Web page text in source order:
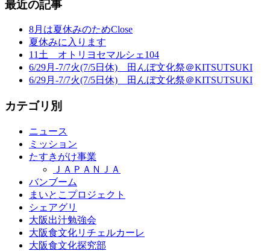
最近の記事
8月は夏休みのためClose
夏休みに入ります
11土 オトリヨセマルシェ104
6/29月-7/7火(7/5日休) 田んぼ文化祭＠KITSUTSUKI
6/29月-7/7火(7/5日休) 田んぼ文化祭＠KITSUTSUKI
カテゴリ別
ニュース
ミッション
たすきがけ事業
ＪＡＰＡＮＪＡ
バンブーム
まいとこプロジェクト
シェアグリ
大阪出汁勉強会
大阪食文化リチェルカーレ
大阪食文化探究部